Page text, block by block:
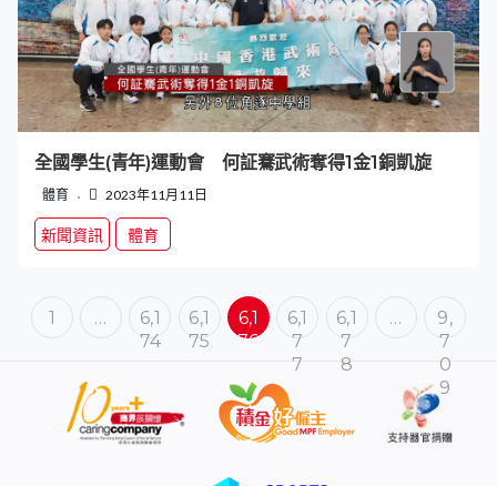
全國學生(青年)運動會 何証騫武術奪得1金1銅凱旋
體育 2023年11月11日
新聞資訊 體育
1 …
6,1
74
6,1
75
6,1
76
6,1
7
7
6,1
7
8
…
9,
7
0
9